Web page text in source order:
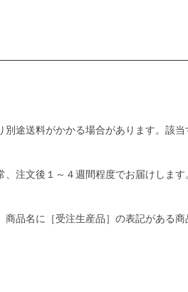
途送料がかかる場合があります。該
注文後１～４週間程度でお届けしま
品名に［受注生産品］の表記がある商